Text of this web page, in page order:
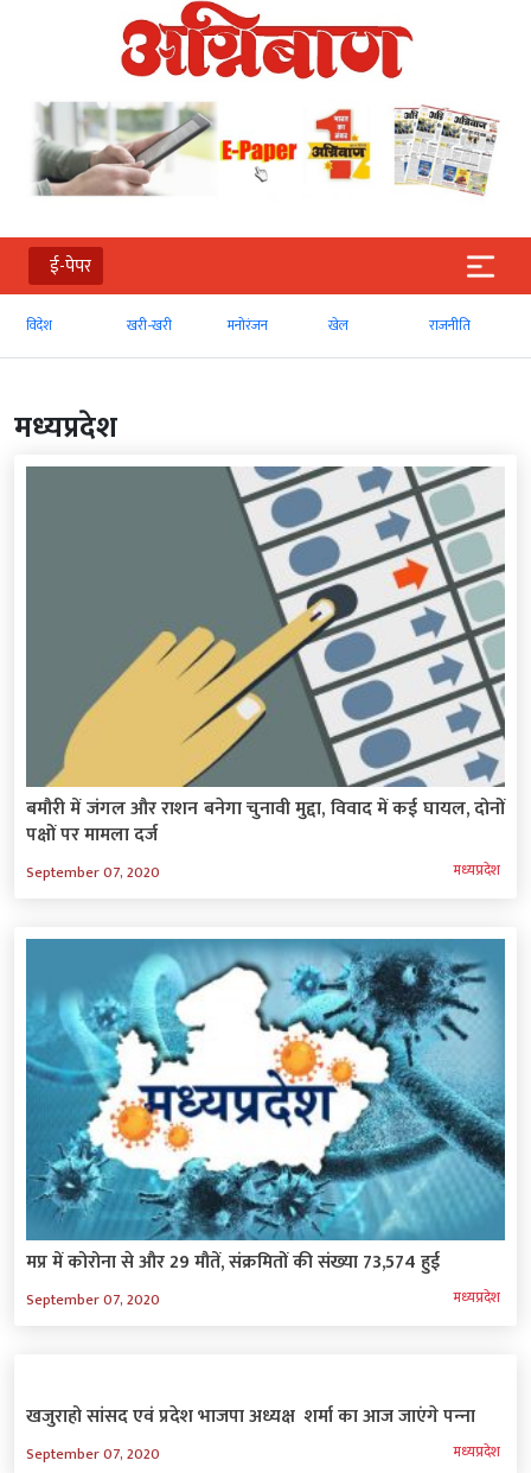
ई-पेपर
खरी-खरी मनोरंजन खेल राजनीति व्‍यापार
मध्‍यप्रदेश
बमौरी में जंगल और राशन बनेगा चुनावी मुद्दा, विवाद में कई घायल, दोनों
पक्षों पर मामला दर्ज
September 07, 2020 मध्‍यप्रदेश
मप्र में कोरोना से और 29 मौतें, संक्रमितों की संख्या 73,574 हुई
September 07, 2020 मध्‍यप्रदेश
खजुराहो सांसद एवं प्रदेश भाजपा अध्यक्ष शर्मा का आज जाएंगे पन्‍ना
September 07, 2020 मध्‍यप्रदेश